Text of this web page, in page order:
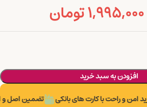
1,995,000 تومان
افزودن به سبد خرید
تضمین اصل و
امن و راحت با کارت های بانکی